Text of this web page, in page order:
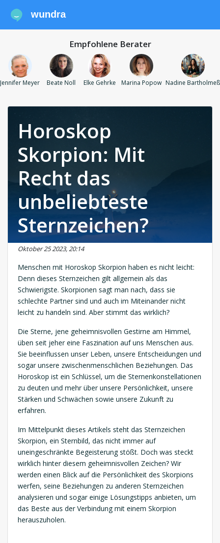
wundra
Empfohlene Berater
Jennifer Meyer Beate Noll Elke Gehrke Marina Popow Nadine Bartholmeß
Horoskop
Skorpion: Mit
Recht das
unbeliebteste
Sternzeichen?
Oktober 25 2023, 20:14
Menschen mit Horoskop Skorpion haben es nicht leicht:
Denn dieses Sternzeichen gilt allgemein als das
Schwierigste. Skorpionen sagt man nach, dass sie
schlechte Partner sind und auch im Miteinander nicht
leicht zu handeln sind. Aber stimmt das wirklich?
Die Sterne, jene geheimnisvollen Gestirne am Himmel,
üben seit jeher eine Faszination auf uns Menschen aus.
Sie beeinflussen unser Leben, unsere Entscheidungen und
sogar unsere zwischenmenschlichen Beziehungen. Das
Horoskop ist ein Schlüssel, um die Sternenkonstellationen
zu deuten und mehr über unsere Persönlichkeit, unsere
Stärken und Schwächen sowie unsere Zukunft zu
erfahren.
Im Mittelpunkt dieses Artikels steht das Sternzeichen
Skorpion, ein Sternbild, das nicht immer auf
uneingeschränkte Begeisterung stößt. Doch was steckt
wirklich hinter diesem geheimnisvollen Zeichen? Wir
werden einen Blick auf die Persönlichkeit des Skorpions
werfen, seine Beziehungen zu anderen Sternzeichen
analysieren und sogar einige Lösungstipps anbieten, um
das Beste aus der Verbindung mit einem Skorpion
herauszuholen.